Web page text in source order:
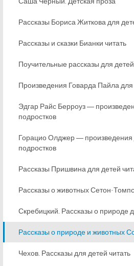
Рассказы Бориса Житкова для
Рассказы и сказки Бианки читать
Поучительные рассказы для детей
Произведения Говарда Пайла для
Эдгар Райс Берроуз ―
подростков
Горацио Олджер ― произведения
подростков
Рассказы Пришвина для детей
Рассказы о животных Сетон-
Скребицкий. Рассказы о природе
Рассказы о природе и животных
Чехов. Рассказы для детей читать